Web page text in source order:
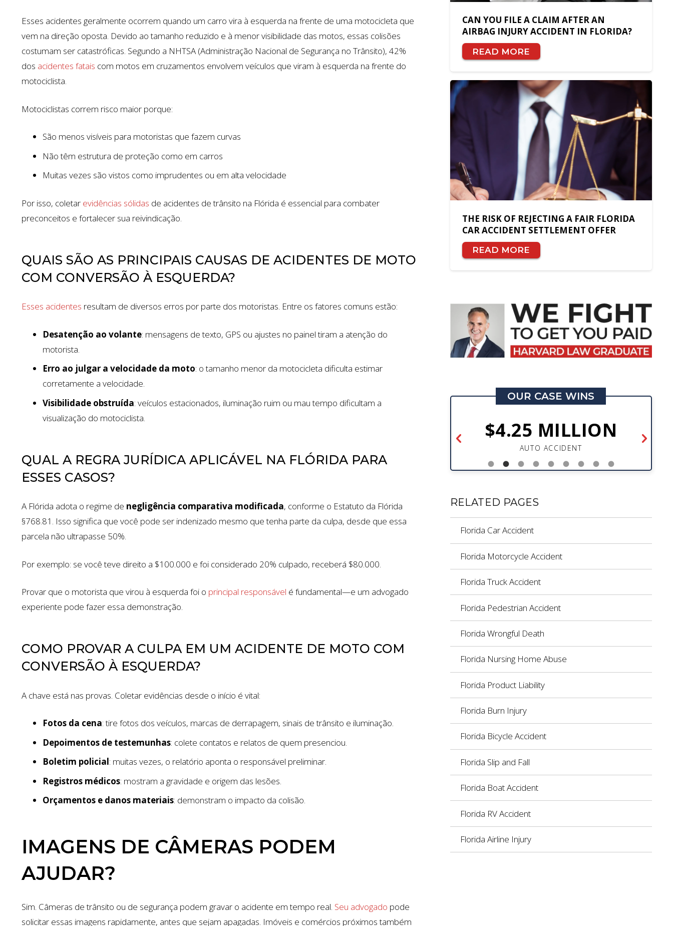
Esses acidentes geralmente ocorrem quando um carro vira à esquerda na frente de uma motocicleta que
vem na direção oposta. Devido ao tamanho reduzido e à menor visibilidade das motos, essas colisões
costumam ser catastróficas. Segundo a NHTSA (Administração Nacional de Segurança no Trânsito), 42%
dos acidentes fatais com motos em cruzamentos envolvem veículos que viram à esquerda na frente do
motociclista.
Motociclistas correm risco maior porque:
São menos visíveis para motoristas que fazem curvas
Não têm estrutura de proteção como em carros
Muitas vezes são vistos como imprudentes ou em alta velocidade
Por isso, coletar evidências sólidas de acidentes de trânsito na Flórida é essencial para combater
preconceitos e fortalecer sua reivindicação.
QUAIS SÃO AS PRINCIPAIS CAUSAS DE ACIDENTES DE MOTO
COM CONVERSÃO À ESQUERDA?
Esses acidentes resultam de diversos erros por parte dos motoristas. Entre os fatores comuns estão:
Desatenção ao volante: mensagens de texto, GPS ou ajustes no painel tiram a atenção do
motorista.
Erro ao julgar a velocidade da moto: o tamanho menor da motocicleta dificulta estimar
corretamente a velocidade.
Visibilidade obstruída: veículos estacionados, iluminação ruim ou mau tempo dificultam a
visualização do motociclista.
QUAL A REGRA JURÍDICA APLICÁVEL NA FLÓRIDA PARA
ESSES CASOS?
A Flórida adota o regime de negligência comparativa modificada, conforme o Estatuto da Flórida
§768.81. Isso significa que você pode ser indenizado mesmo que tenha parte da culpa, desde que essa
parcela não ultrapasse 50%.
Por exemplo: se você teve direito a $100.000 e foi considerado 20% culpado, receberá $80.000.
Provar que o motorista que virou à esquerda foi o principal responsável é fundamental—e um advogado
experiente pode fazer essa demonstração.
COMO PROVAR A CULPA EM UM ACIDENTE DE MOTO COM
CONVERSÃO À ESQUERDA?
A chave está nas provas. Coletar evidências desde o início é vital:
Fotos da cena: tire fotos dos veículos, marcas de derrapagem, sinais de trânsito e iluminação.
Depoimentos de testemunhas: colete contatos e relatos de quem presenciou.
Boletim policial: muitas vezes, o relatório aponta o responsável preliminar.
Registros médicos: mostram a gravidade e origem das lesões.
Orçamentos e danos materiais: demonstram o impacto da colisão.
IMAGENS DE CÂMERAS PODEM
AJUDAR?
Sim. Câmeras de trânsito ou de segurança podem gravar o acidente em tempo real. Seu advogado pode
solicitar essas imagens rapidamente, antes que sejam apagadas. Imóveis e comércios próximos também
CAN YOU FILE A CLAIM AFTER AN
AIRBAG INJURY ACCIDENT IN FLORIDA?
READ MORE
THE RISK OF REJECTING A FAIR FLORIDA
CAR ACCIDENT SETTLEMENT OFFER
READ MORE
OUR CASE WINS
$4.25 MILLION
AUTO ACCIDENT
RELATED PAGES
Florida Car Accident
Florida Motorcycle Accident
Florida Truck Accident
Florida Pedestrian Accident
Florida Wrongful Death
Florida Nursing Home Abuse
Florida Product Liability
Florida Burn Injury
Florida Bicycle Accident
Florida Slip and Fall
Florida Boat Accident
Florida RV Accident
Florida Airline Injury